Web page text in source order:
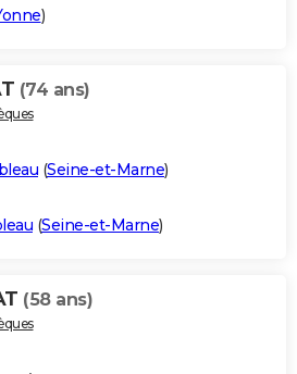
)
(74 ans)
(Seine-et-Marne)
(Seine-et-Marne)
(58 ans)